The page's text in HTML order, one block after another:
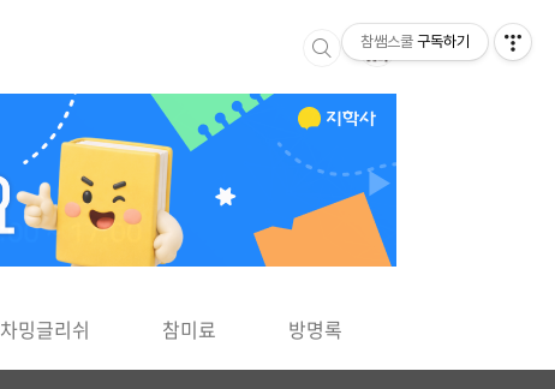
▶
차밍글리쉬 참미료 방명록
참쌤스쿨 구독하기